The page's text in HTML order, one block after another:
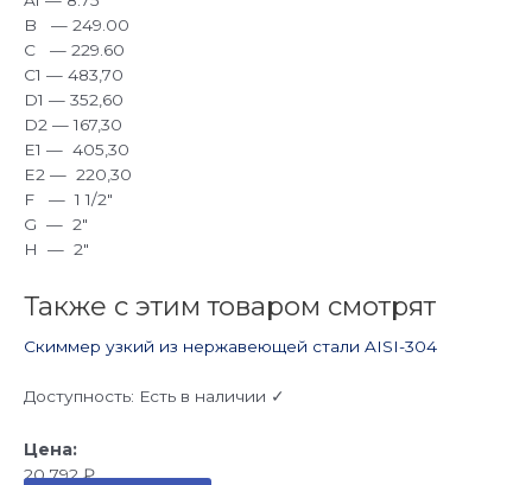
B — 249.00
C — 229.60
C1 — 483,70
D1 — 352,60
D2 — 167,30
E1 — 405,30
E2 — 220,30
F — 1 1/2″
G — 2″
H — 2″
Также с этим товаром смотрят
Скиммер узкий из нержавеющей стали AISI-304
Доступность: Есть в наличии ✓
20 792₽